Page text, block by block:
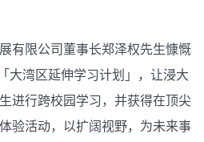
有限公司董事长郑泽权先生慷慨
大湾区延伸学习计划」，让浸大
进行跨校园学习，并获得在顶尖
验活动，以扩阔视野，为未来事